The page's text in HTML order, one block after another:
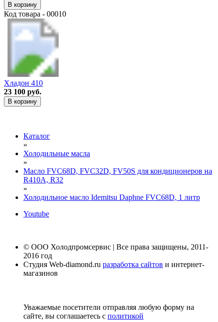
В корзину
Код товара - 00010
Хладон 410
23 100 руб.
В корзину
Каталог
»
Холодильные масла
»
Масло FVC68D, FVC32D, FV50S для кондиционеров на
R410A, R32
»
Холодильное масло Idemitsu Daphne FVC68D, 1 литр
Youtube
© ООО Холодпромсервис | Все права защищены, 2011-
2016 год
Студия Web-diamond.ru разработка сайтов и интернет-
магазинов
Уважаемые посетители отправляя любую форму на
сайте, вы соглашаетесь с политикой